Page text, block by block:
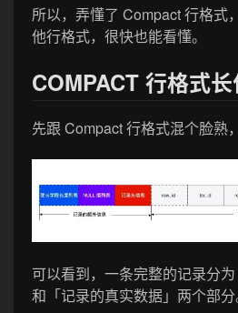
所以，弄懂了 Compact 行格式
他行格式，很快也能看懂。
COMPACT 行格式长
先跟 Compact 行格式混个脸熟
可以看到，一条完整的记录分为
和「记录的真实数据」两个部分